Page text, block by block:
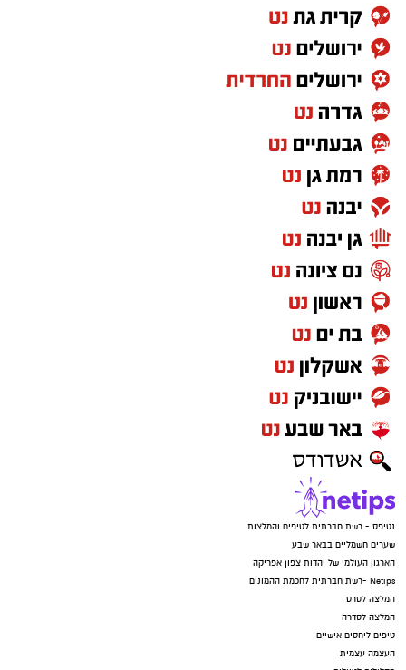
נטיפס - רשת חברתית לטיפים והמלצות
שערים חשמליים בבאר שבע
הארגון העולמי של יהדות צפון אפריקה
Netips -רשת חברתית לחכמת ההמונים
המלצה לסרט
המלצה לסדרה
טיפים ליחסים אישיים
העצמה עצמית